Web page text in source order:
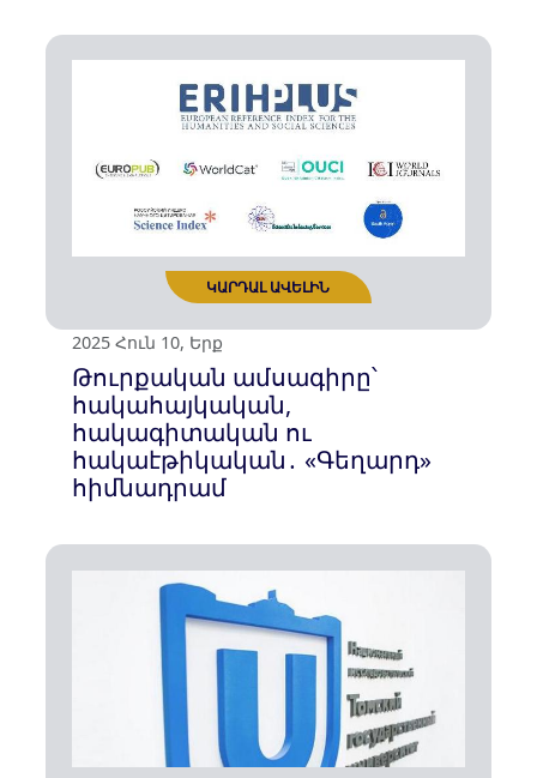
ԿԱՐԴԱԼ ԱՎԵԼԻՆ
2025 Հուն 21, Շբթ
Փախստականներ․
իրավունքներ,
գործողություններ,
պատասխանատվություն և
հիշողություն